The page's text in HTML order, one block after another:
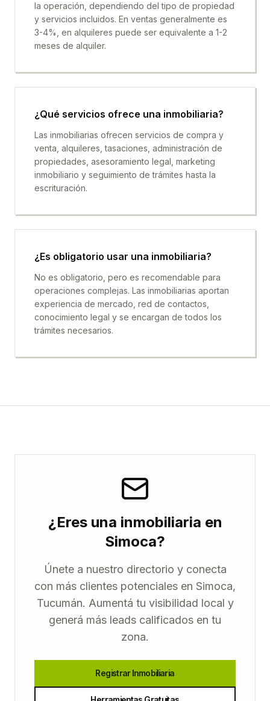
la operación, dependiendo del tipo de propiedad
y servicios incluidos. En ventas generalmente es
3-4%, en alquileres puede ser equivalente a 1-2
meses de alquiler.
¿Qué servicios ofrece una inmobiliaria?
Las inmobiliarias ofrecen servicios de compra y
venta, alquileres, tasaciones, administración de
propiedades, asesoramiento legal, marketing
inmobiliario y seguimiento de trámites hasta la
escrituración.
¿Es obligatorio usar una inmobiliaria?
No es obligatorio, pero es recomendable para
operaciones complejas. Las inmobiliarias aportan
experiencia de mercado, red de contactos,
conocimiento legal y se encargan de todos los
trámites necesarios.
¿Eres una inmobiliaria en
Simoca?
Únete a nuestro directorio y conecta
con más clientes potenciales en Simoca,
Tucumán. Aumentá tu visibilidad local y
generá más leads calificados en tu
zona.
Registrar Inmobiliaria